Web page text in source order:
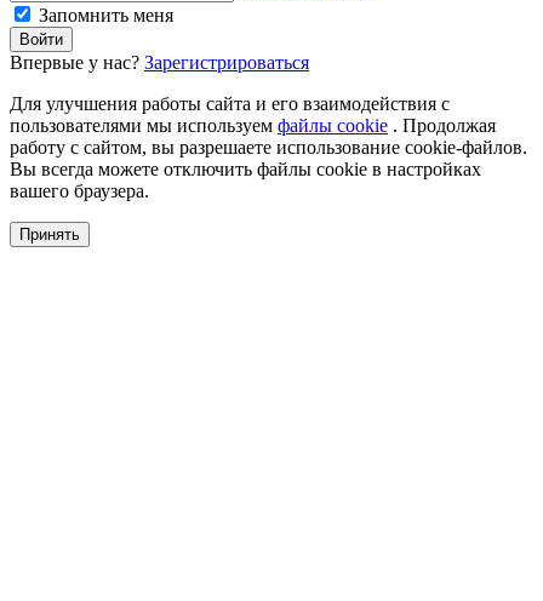
Запомнить меня
Впервые у нас? Зарегистрироваться
Для улучшения работы сайта и его взаимодействия с
пользователями мы используем файлы cookie . Продолжая
работу с сайтом, вы разрешаете использование cookie-файлов.
Вы всегда можете отключить файлы cookie в настройках
вашего браузера.
Принять